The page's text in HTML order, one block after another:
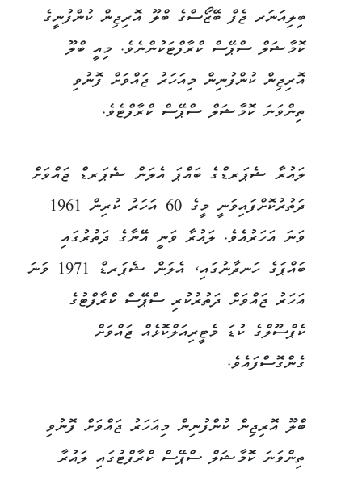
ބިިލިއަނަރ ޖެފް ބޭޒޯސްގެ ބްލޫ އޮރިޖިން ކުންފުނީގެ
ކޮމާޝަލް ސްޕޭސް ކްރާފްޓަކުންނެވެ. މިއީ ބްލޫ
އޮރިޖިން ކުންފުނިން މިއަހަރު ޖައްވަށް ފޮނުވި
ތިންވަނަ ކޮމާޝަލް ސްޕޭސް ކްރާފްޓެވެ.
ލައުރާ ޝެޕަރޑްގެ ބައްޕަ އެލަން ޝެޕަރޑް ޖައްވަށް
ދަތުރުކޮށްފައިވަނީ މީގެ 60 އަހަރު ކުރިން 1961
ވަނަ އަހަރުއެވެ. ލައުރާ ވަނީ އޭނާގެ ދަތުރުގައި
ބައްޕަގެ ހަނދާނުގައި، އެލަން ޝެޕަރޑް 1971 ވަނަ
އަހަރު ޖައްވަށް ދަތުރުކުރި ސްޕޭސް ކްރާފްޓުގެ
ކެޕްސޫލްގެ ކުޑަ މެޓީރިއަލްކޮޅެއް ޖައްވަށް
ގެންގޮސްފައެވެ.
ބްލޫ އޮރިޖިން ކުންފުނިން މިއަހަރު ޖައްވަށް ފޮނުވި
ތިންވަނަ ކޮމާޝަލް ސްޕޭސް ކްރާފްޓުގައި ލައުރާ